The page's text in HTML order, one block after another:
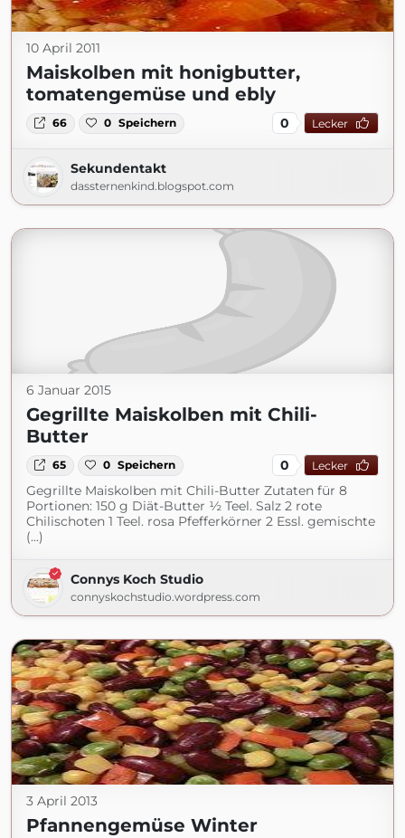
10 April 2011
Maiskolben mit honigbutter,
tomatengemüse und ebly
66 0 Speichern 0 Lecker
Sekundentakt
dassternenkind.blogspot.com
6 Januar 2015
Gegrillte Maiskolben mit Chili-
Butter
65 0 Speichern 0 Lecker
Gegrillte Maiskolben mit Chili-Butter Zutaten für 8
Portionen: 150 g Diät-Butter ½ Teel. Salz 2 rote
Chilischoten 1 Teel. rosa Pfefferkörner 2 Essl. gemischte
(...)
Connys Koch Studio
connyskochstudio.wordpress.com
3 April 2013
Pfannengemüse Winter